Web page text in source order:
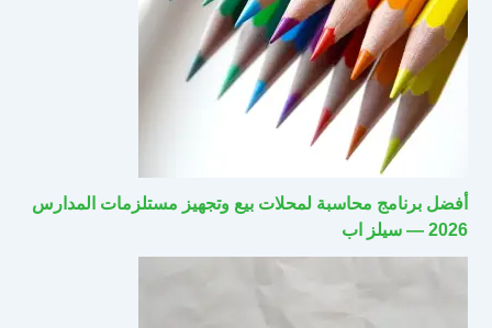
أفضل برنامج محاسبة لمحلات بيع وتجهيز مستلزمات المدارس
2026 — سيلز اب